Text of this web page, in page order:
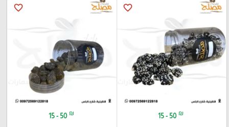
favorite_border
15 - 50 ₪
favorite_border
15 - 50 ₪